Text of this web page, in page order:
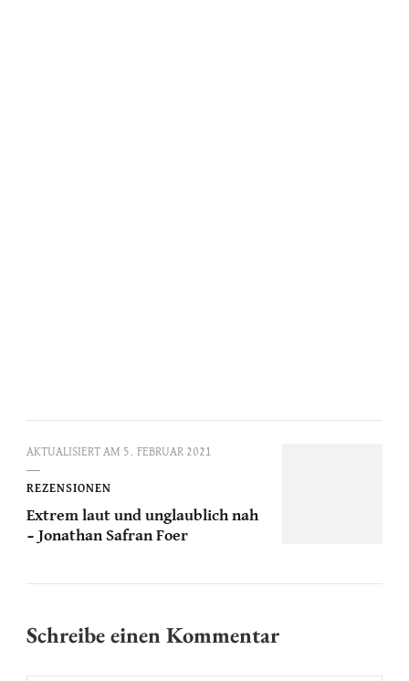
AKTUALISIERT AM 5. FEBRUAR 2021
REZENSIONEN
Extrem laut und unglaublich nah
– Jonathan Safran Foer
Schreibe einen Kommentar